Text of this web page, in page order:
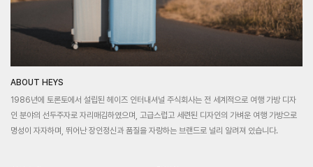
ABOUT HEYS
1986년에 토론토에서 설립된 헤이즈 인터내셔널 주식회사는 전 세계적으로 여행 가방 디자
인 분야의 선두주자로 자리매김하였으며, 고급스럽고 세련된 디자인의 가벼운 여행 가방으로
명성이 자자하며, 뛰어난 장인정신과 품질을 자랑하는 브랜드로 널리 알려져 있습니다.